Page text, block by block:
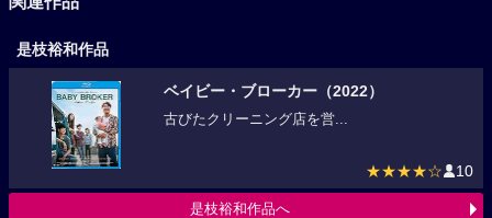
是枝裕和作品
ベイビー・ブローカー（2022）
古びたクリーニング店を営...
★★★★☆ 10
是枝裕和作品へ